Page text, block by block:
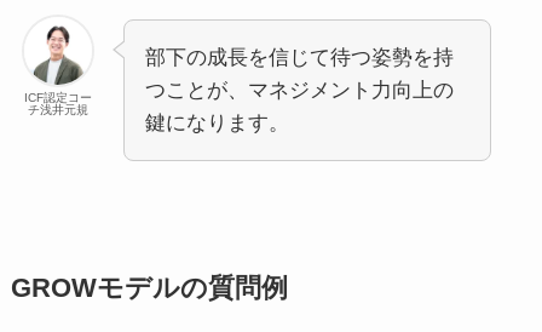
ICF認定コー
チ浅井元規
部下の成長を信じて待つ姿勢を持
つことが、マネジメント力向上の
鍵になります。
GROWモデルの質問例